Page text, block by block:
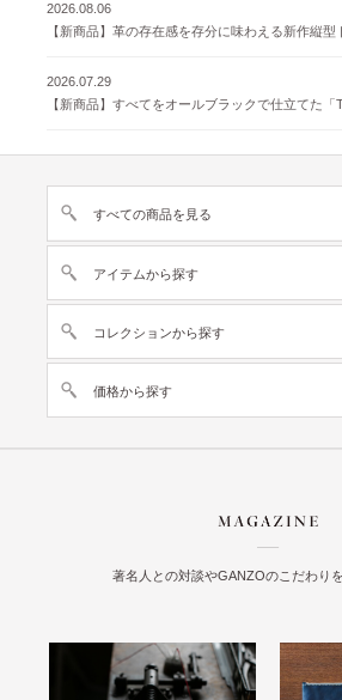
2026.08.06
【新商品】革の存在感を存分に味わえる新作縦
2026.07.29
すべての商品を見る
アイテムから探す
コレクションから探す
価格から探す
著名人との対談やGANZOのこだわり